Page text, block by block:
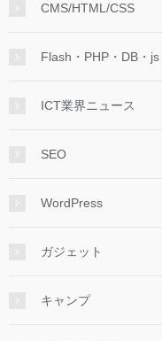
CMS/HTML/CSS
Flash・PHP・DB・js
ICT業界ニュース
SEO
WordPress
ガジェット
キャンプ